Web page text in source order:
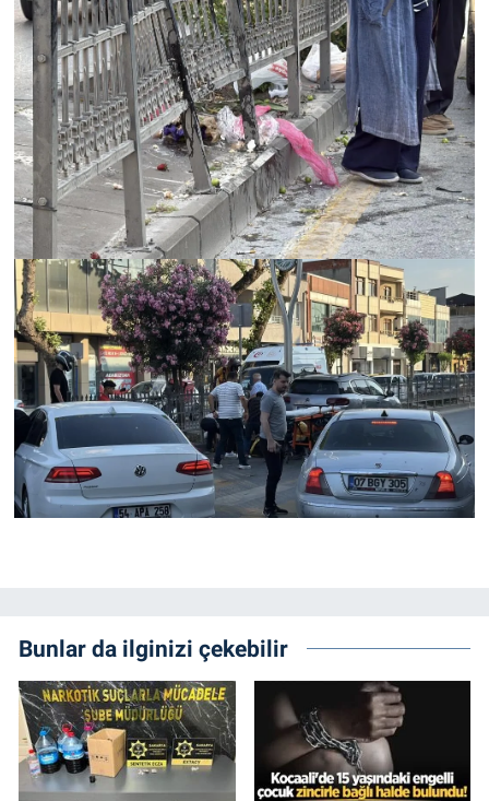
Bunlar da ilginizi çekebilir